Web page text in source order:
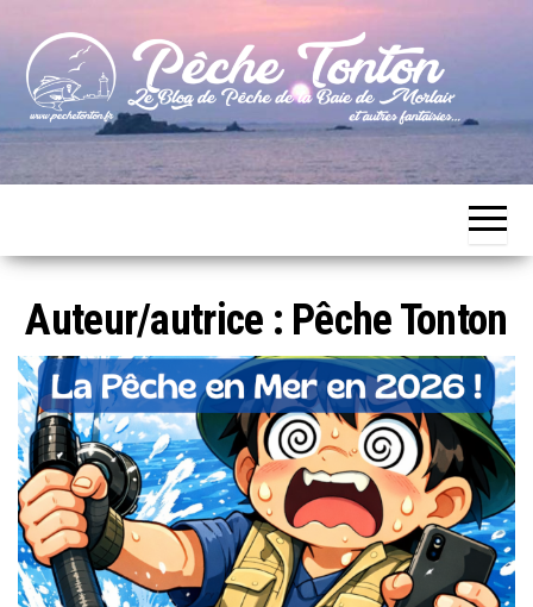
content
Pêche
Le blog
de
Baie de
Auteur/autrice : Pêche Tonton